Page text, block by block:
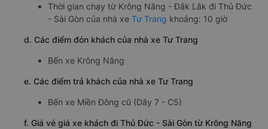
Thời gian chạy từ Krông Năng - Đắk Lắk đi Thủ Đức
- Sài Gòn của nhà xe Tư Trang khoảng: 10 giờ
d. Các điểm đón khách của nhà xe Tư Trang
Bến xe Krông Năng
e. Các điểm trả khách của nhà xe Tư Trang
Bến xe Miền Đông cũ (Dãy 7 - C5)
f. Giá vé giá xe khách đi Thủ Đức - Sài Gòn từ Krông Năng